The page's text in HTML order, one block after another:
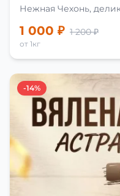
Нежная Чехонь,
1 000 ₽ 1 200 ₽
от 1кг
-14%